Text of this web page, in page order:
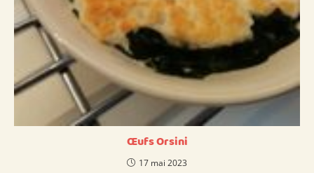
Œufs Orsini
17 mai 2023